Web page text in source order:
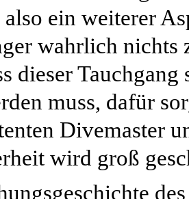
ein weiterer
wahrlich nichts
dieser
muss, dafür
Divemaster
wird groß